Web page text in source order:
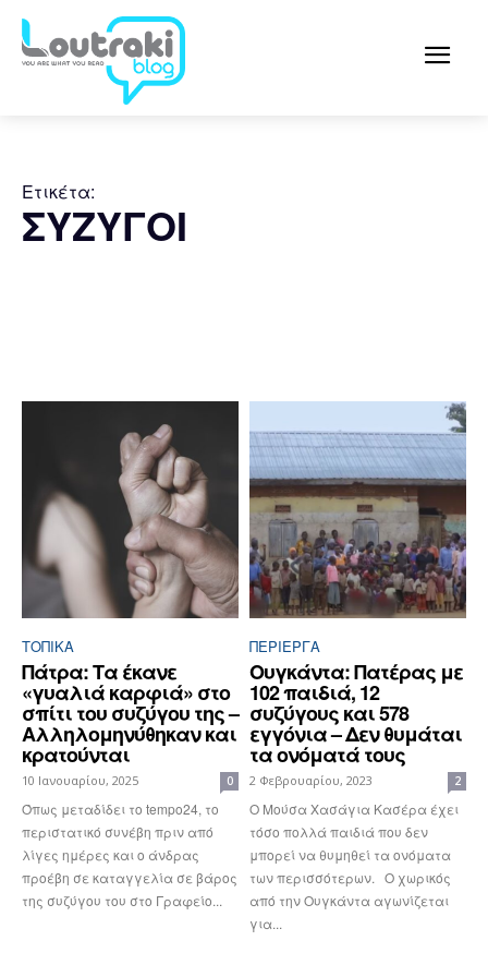
Ετικέτα:
ΣΥΖΥΓΟΙ
ΤΟΠΙΚΑ
Πάτρα: Τα έκανε
«γυαλιά καρφιά» στο
σπίτι του συζύγου της –
Αλληλομηνύθηκαν και
κρατούνται
10 Ιανουαρίου, 2025 0
Όπως μεταδίδει το tempo24, το
περιστατικό συνέβη πριν από
λίγες ημέρες και ο άνδρας
προέβη σε καταγγελία σε βάρος
της συζύγου του στο Γραφείο...
ΠΕΡΊΕΡΓΑ
Ουγκάντα: Πατέρας με
102 παιδιά, 12
συζύγους και 578
εγγόνια – Δεν θυμάται
τα ονόματά τους
2 Φεβρουαρίου, 2023 2
Ο Μούσα Χασάγια Κασέρα έχει
τόσο πολλά παιδιά που δεν
μπορεί να θυμηθεί τα ονόματα
των περισσότερων. Ο χωρικός
από την Ουγκάντα αγωνίζεται
για...